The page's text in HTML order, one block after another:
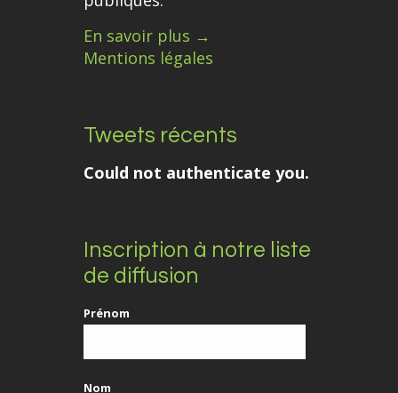
En savoir plus →
Mentions légales
Tweets récents
Could not authenticate you.
Inscription à notre liste
de diffusion
Prénom
Nom